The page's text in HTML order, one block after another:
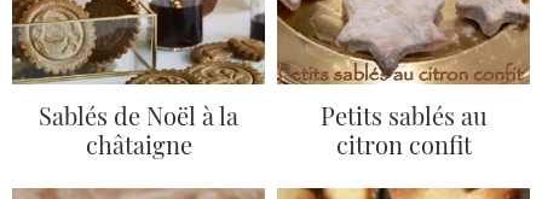
Sablés de Noël à la
châtaigne
Petits sablés au
citron confit